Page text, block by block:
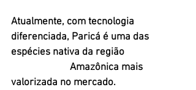
Atualmente, com tecnologia
diferenciada, Paricá é uma das
espécies nativa da região
                        Amazônica mais
valorizada no mercado.